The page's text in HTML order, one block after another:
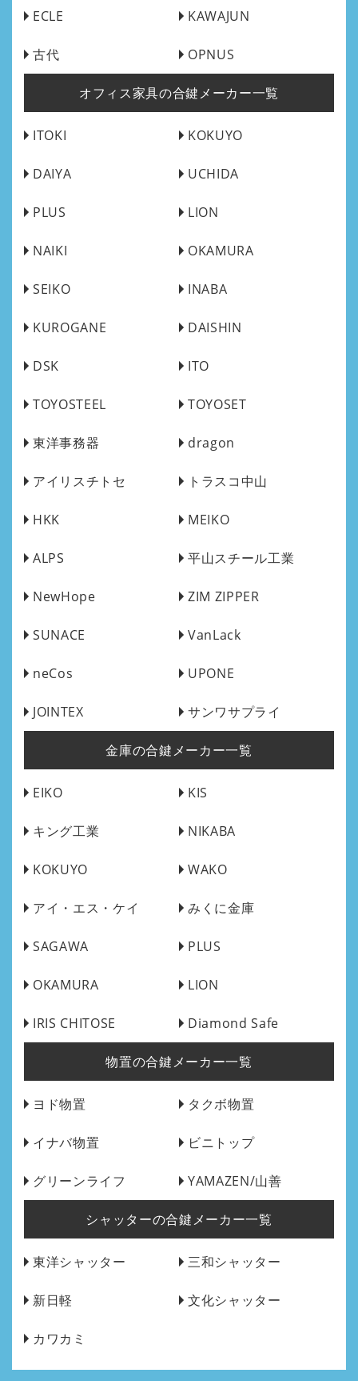
ECLE KAWAJUN
古代 OPNUS
オフィス家具の合鍵メーカー一覧
ITOKI KOKUYO
DAIYA UCHIDA
PLUS LION
NAIKI OKAMURA
SEIKO INABA
KUROGANE DAISHIN
DSK ITO
TOYOSTEEL TOYOSET
東洋事務器 dragon
アイリスチトセ トラスコ中山
HKK MEIKO
ALPS 平山スチール工業
NewHope ZIM ZIPPER
SUNACE VanLack
neCos UPONE
JOINTEX サンワサプライ
金庫の合鍵メーカー一覧
EIKO KIS
キング工業 NIKABA
KOKUYO WAKO
アイ・エス・ケイ みくに金庫
SAGAWA PLUS
OKAMURA LION
IRIS CHITOSE Diamond Safe
物置の合鍵メーカー一覧
ヨド物置 タクボ物置
イナバ物置 ビニトップ
グリーンライフ YAMAZEN/山善
シャッターの合鍵メーカー一覧
東洋シャッター 三和シャッター
新日軽 文化シャッター
カワカミ